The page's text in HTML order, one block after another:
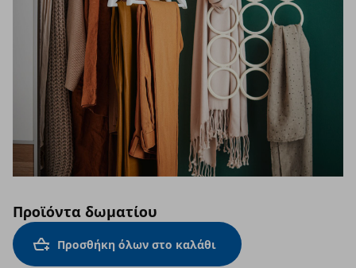
Προϊόντα δωματίου
Προσθήκη όλων στο καλάθι